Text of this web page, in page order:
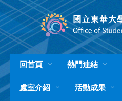
跳
到
主
要
內
容
區
回首頁 熱門連結
處室介紹 活動成果